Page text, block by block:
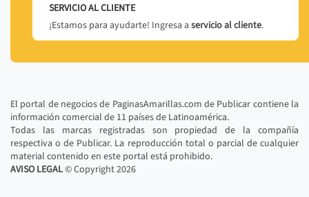
SERVICIO AL CLIENTE
¡Estamos para ayudarte! Ingresa a servicio al cliente.
El portal de negocios de PaginasAmarillas.com de Publicar contiene la
información comercial de 11 países de Latinoamérica.
Todas las marcas registradas son propiedad de la compañía
respectiva o de Publicar. La reproducción total o parcial de cualquier
material contenido en este portal está prohibido.
AVISO LEGAL© Copyright2026